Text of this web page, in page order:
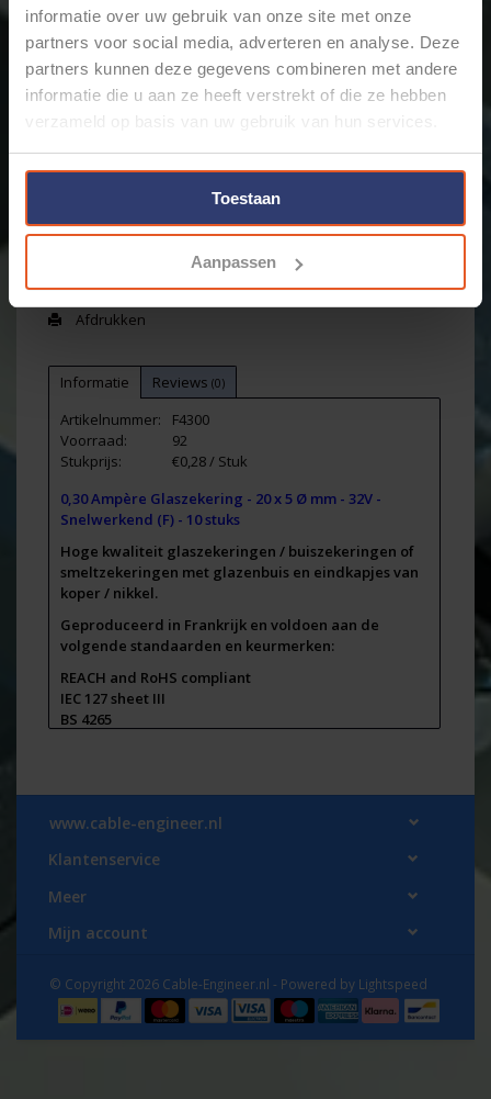
informatie over uw gebruik van onze site met onze
partners voor social media, adverteren en analyse. Deze
partners kunnen deze gegevens combineren met andere
informatie die u aan ze heeft verstrekt of die ze hebben
verzameld op basis van uw gebruik van hun services.
Toestaan
Aanpassen
Levertijd: Bestellingen op ma. t/m vrij. voor 17:00 worden
dezelfde dag verstuurd.
Merk: iMaXX
-
Aan verlanglijst toevoegen
Toevoegen om te vergelijken
Afdrukken
Informatie Reviews (0)
Artikelnummer:
F4300
Voorraad:
92
Stukprijs:
€0,28 / Stuk
0,30 Ampère Glaszekering - 20 x 5 Ø mm - 32V -
Snelwerkend (F) - 10 stuks
Hoge kwaliteit glaszekeringen / buiszekeringen of
smeltzekeringen met glazenbuis en eindkapjes van
koper / nikkel.
Geproduceerd in Frankrijk en voldoen aan de
volgende standaarden en keurmerken:
REACH and RoHS compliant
IEC 127 sheet III
BS 4265
Cable-Engineer.nl
www.cable-engineer.nl
Klantenservice
Meer
Mijn account
© Copyright 2026 Cable-Engineer.nl - Powered by Lightspeed